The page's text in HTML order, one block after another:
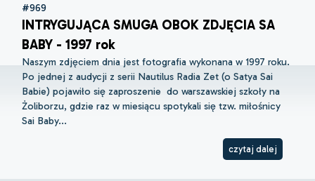
#969
INTRYGUJĄCA SMUGA OBOK ZDJĘCIA SA
BABY - 1997 rok
Naszym zdjęciem dnia jest fotografia wykonana w 1997 roku.
Po jednej z audycji z serii Nautilus Radia Zet (o Satya Sai
Babie) pojawiło się zaproszenie do warszawskiej szkoły na
Żoliborzu, gdzie raz w miesiącu spotykali się tzw. miłośnicy
Sai Baby...
czytaj dalej